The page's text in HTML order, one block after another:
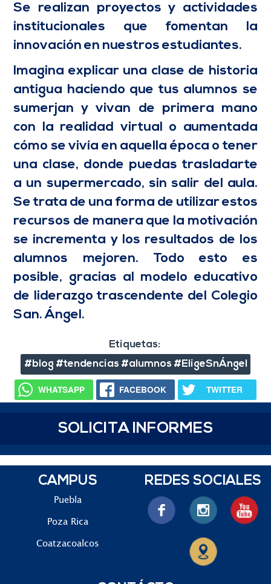
Se realizan proyectos y actividades
institucionales que fomentan la
innovación en nuestros estudiantes.
Imagina explicar una clase de historia
antigua haciendo que tus alumnos se
sumerjan y vivan de primera mano
con la realidad virtual o aumentada
cómo se vivía en aquella época o tener
una clase, donde puedas trasladarte
a un supermercado, sin salir del aula.
Se trata de una forma de utilizar estos
recursos de manera que la motivación
se incrementa y los resultados de los
alumnos mejoren. Todo esto es
posible, gracias al modelo educativo
de liderazgo trascendente del Colegio
San. Ángel.
Etiquetas:
#blog #tendencias #alumnos #EligeSnÁngel
WHATSAPP FACEBOOK TWITTER
SOLICITA INFORMES
CAMPUS
Puebla
Poza Rica
Coatzacoalcos
REDES SOCIALES